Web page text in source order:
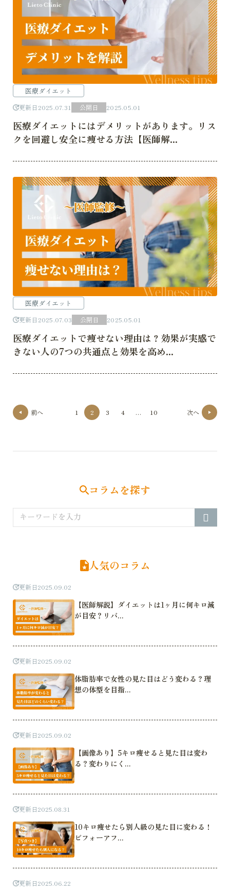
医療ダイエット
更新日 2025.07.31 公開日 2025.05.01
医療ダイエットにはデメリットがあります。リス
クを回避し安全に痩せる方法【医師解...
医療ダイエット
更新日 2025.07.03 公開日 2025.05.01
医療ダイエットで痩せない理由は？効果が実感で
きない人の7つの共通点と効果を高め...
投
稿
ン
前へ 1 2 3 4 … 10 次へ
コラムを探す
人気のコラム
更新日2025.09.02
【医師解説】ダイエットは1ヶ月に何キロ減
が目安？リバ...
更新日2025.09.02
体脂肪率で女性の見た目はどう変わる？理
想の体型を目指...
更新日2025.09.02
【画像あり】5キロ痩せると見た目は変わ
る？変わりにく...
更新日2025.08.31
10キロ痩せたら別人級の見た目に変わる！
ビフォーアフ...
更新日2025.06.22